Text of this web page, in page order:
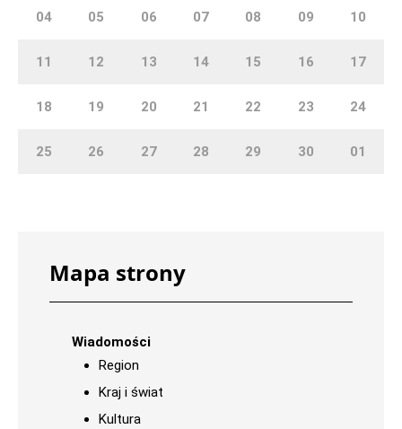
04 05 06 07 08 09 10
11 12 13 14 15 16 17
18 19 20 21 22 23 24
25 26 27 28 29 30 01
Mapa strony
Wiadomości
Region
Kraj i świat
Kultura